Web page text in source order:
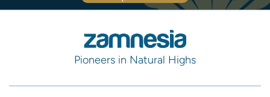
Pioneers in Natural Highs